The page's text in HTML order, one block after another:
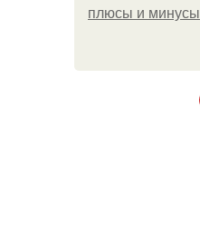
плюсы и минусы